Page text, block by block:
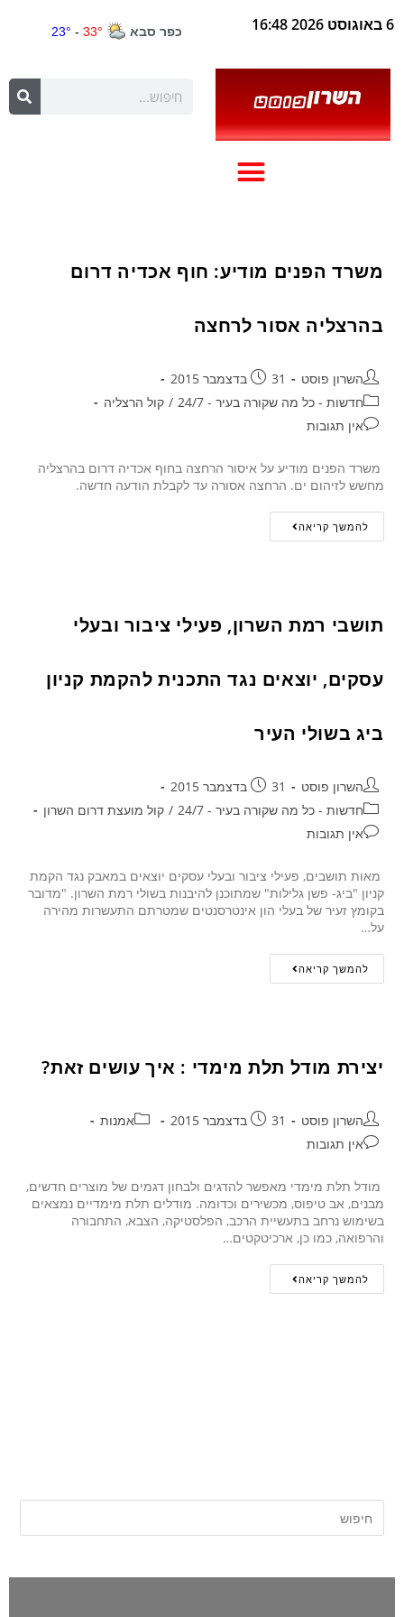
6 באוגוסט 2026 16:48
משרד הפנים מודיע: חוף אכדיה דרום
בהרצליה אסור לרחצה
השרון פוסט
31 בדצמבר 2015
חדשות - כל מה שקורה בעיר - 24/7
/ קול הרצליה
אין תגובות
משרד הפנים מודיע על איסור הרחצה בחוף אכדיה דרום בהרצליה
מחשש לזיהום ים. הרחצה אסורה עד לקבלת הודעה חדשה.
להמשך קריאה
תושבי רמת השרון, פעילי ציבור ובעלי
עסקים, יוצאים נגד התכנית להקמת קניון
ביג בשולי העיר
השרון פוסט
31 בדצמבר 2015
חדשות - כל מה שקורה בעיר - 24/7
/ קול מועצת דרום השרון
אין תגובות
מאות תושבים, פעילי ציבור ובעלי עסקים יוצאים במאבק נגד הקמת
קניון "ביג- פשן גלילות" שמתוכנן להיבנות בשולי רמת השרון. "מדובר
בקומץ זעיר של בעלי הון אינטרסנטים שמטרתם התעשרות מהירה
על…
להמשך קריאה
יצירת מודל תלת מימדי : איך עושים זאת?
השרון פוסט 31 בדצמבר 2015
אמנות
אין תגובות
מודל תלת מימדי מאפשר להדגים ולבחון דגמים של מוצרים חדשים,
מבנים, אב טיפוס, מכשירים וכדומה. מודלים תלת מימדיים נמצאים
בשימוש נרחב בתעשיית הרכב, הפלסטיקה, הצבא, התחבורה
והרפואה, כמו כן, ארכיטקטים…
להמשך קריאה